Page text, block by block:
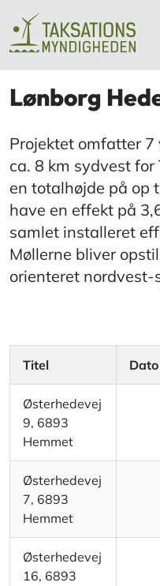
Lønborg
Projektet omfatter
ca. 8 km sydvest
en totalhøjde på op
have en effekt på
samlet installeret
Møllerne bliver
orienteret nordvest-
Titel Dato
Østerhedevej
9, 6893
Hemmet
Østerhedevej
7, 6893
Hemmet
Østerhedevej
16, 6893